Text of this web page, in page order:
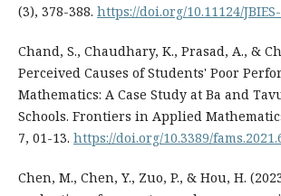
(3), 378-388. https://doi.org/10.11124/
Chand, S., Chaudhary, K., Prasad, A., &
Perceived Causes of Students' Poor
Mathematics: A Case Study at Ba and
Schools. Frontiers in Applied
7, 01-13. https://doi.org/10.3389/
Chen, M., Chen, Y., Zuo, P., & Hou, H.